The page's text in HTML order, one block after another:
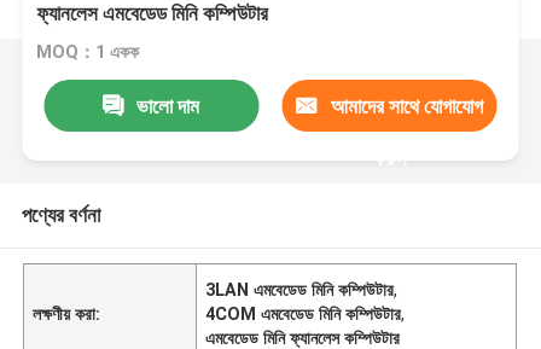
ফ্যানলেস এমবেডেড মিনি কম্পিউটার
MOQ：1 একক
ভালো দাম আমাদের সাথে যোগাযোগ
করুন
পণ্যের বর্ণনা
লক্ষণীয় করা:
3LAN এমবেডেড মিনি কম্পিউটার,
4COM এমবেডেড মিনি কম্পিউটার,
এমবেডেড মিনি ফ্যানলেস কম্পিউটার